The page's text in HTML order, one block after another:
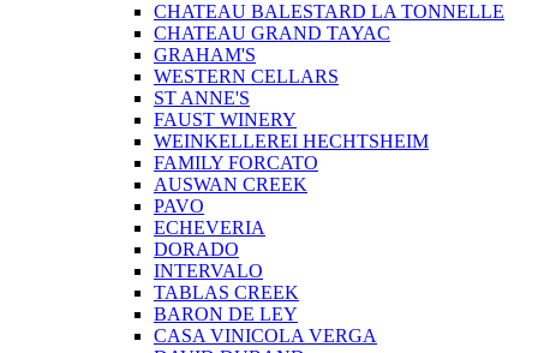
CHATEAU BALESTARD LA TONNELLE
CHATEAU GRAND TAYAC
GRAHAM'S
WESTERN CELLARS
ST ANNE'S
FAUST WINERY
WEINKELLEREI HECHTSHEIM
FAMILY FORCATO
AUSWAN CREEK
PAVO
ECHEVERIA
DORADO
INTERVALO
TABLAS CREEK
BARON DE LEY
CASA VINICOLA VERGA